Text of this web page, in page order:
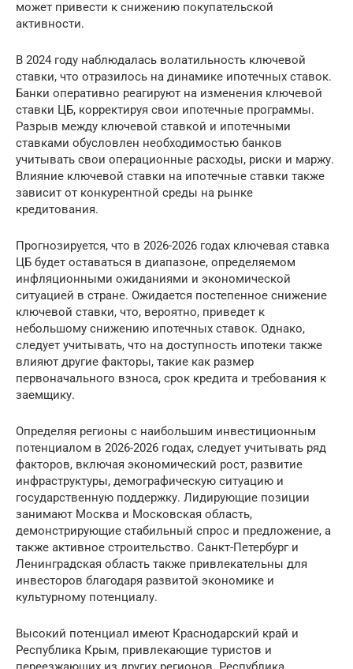
может привести к снижению покупательской
активности.
В 2024 году наблюдалась волатильность ключевой
ставки, что отразилось на динамике ипотечных ставок.
Банки оперативно реагируют на изменения ключевой
ставки ЦБ, корректируя свои ипотечные программы.
Разрыв между ключевой ставкой и ипотечными
ставками обусловлен необходимостью банков
учитывать свои операционные расходы, риски и маржу.
Влияние ключевой ставки на ипотечные ставки также
зависит от конкурентной среды на рынке
кредитования.
Прогнозируется, что в 2026-2026 годах ключевая ставка
ЦБ будет оставаться в диапазоне, определяемом
инфляционными ожиданиями и экономической
ситуацией в стране. Ожидается постепенное снижение
ключевой ставки, что, вероятно, приведет к
небольшому снижению ипотечных ставок. Однако,
следует учитывать, что на доступность ипотеки также
влияют другие факторы, такие как размер
первоначального взноса, срок кредита и требования к
заемщику.
Определяя регионы с наибольшим инвестиционным
потенциалом в 2026-2026 годах, следует учитывать ряд
факторов, включая экономический рост, развитие
инфраструктуры, демографическую ситуацию и
государственную поддержку. Лидирующие позиции
занимают Москва и Московская область,
демонстрирующие стабильный спрос и предложение, а
также активное строительство. Санкт-Петербург и
Ленинградская область также привлекательны для
инвесторов благодаря развитой экономике и
культурному потенциалу.
Высокий потенциал имеют Краснодарский край и
Республика Крым, привлекающие туристов и